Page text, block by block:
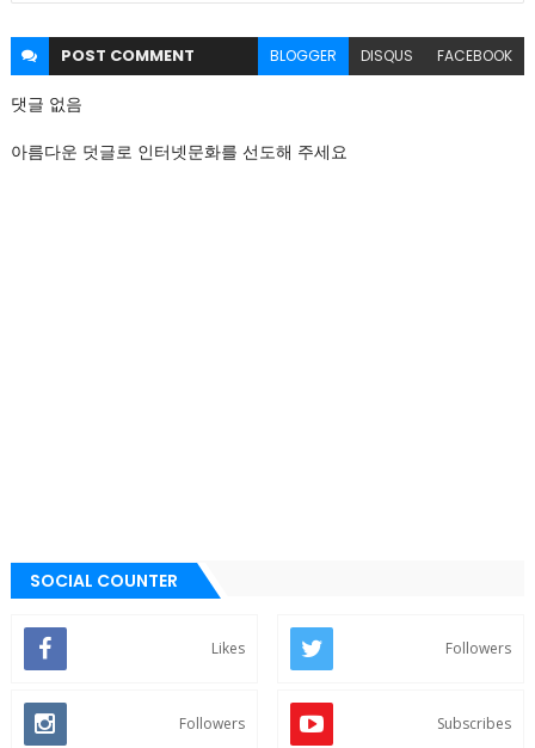
POST COMMENT BLOGGER DISQUS FACEBOOK
댓글 없음
아름다운 덧글로 인터넷문화를 선도해 주세요
SOCIAL COUNTER
Likes Followers
Followers Subscribes